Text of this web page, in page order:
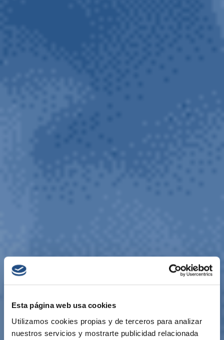
Esta página web usa cookies
Utilizamos cookies propias y de terceros para analizar
nuestros servicios y mostrarte publicidad relacionada